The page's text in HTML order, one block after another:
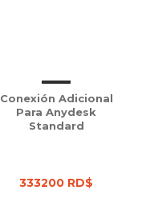
Conexión Adicional
Para Anydesk
Standard
333200 RD$